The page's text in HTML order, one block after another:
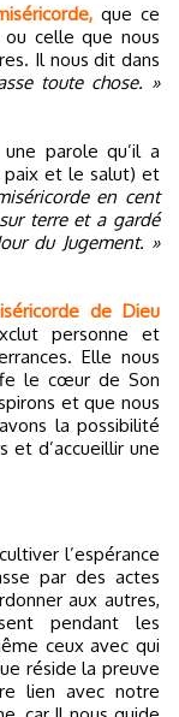
que ce
celle que nous
Il nous dit dans
toute chose. »
parole qu’il a
paix et le salut) et
en cent
terre et a gardé
du Jugement. »
de Dieu
personne et
Elle nous
le cœur de Son
et que nous
la possibilité
et d’accueillir une
par des actes
aux autres,
pendant les
ceux avec qui
réside la preuve
lien avec notre